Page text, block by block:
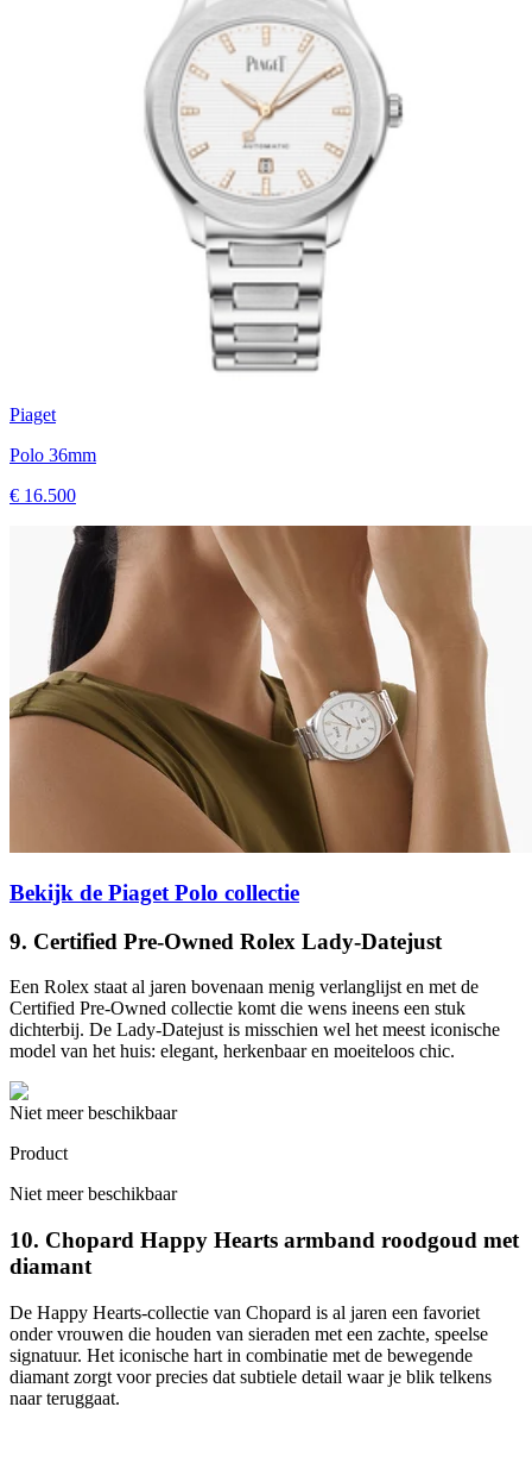
Piaget
Polo 36mm
€ 16.500
Bekijk de Piaget Polo collectie
9. Certified Pre-Owned Rolex Lady-Datejust
Een Rolex staat al jaren bovenaan menig verlanglijst en met de
Certified Pre-Owned collectie komt die wens ineens een stuk
dichterbij. De Lady-Datejust is misschien wel het meest iconische
model van het huis: elegant, herkenbaar en moeiteloos chic.
Niet meer beschikbaar
Product
Niet meer beschikbaar
10. Chopard Happy Hearts armband roodgoud met
diamant
De Happy Hearts-collectie van Chopard is al jaren een favoriet
onder vrouwen die houden van sieraden met een zachte, speelse
signatuur. Het iconische hart in combinatie met de bewegende
diamant zorgt voor precies dat subtiele detail waar je blik telkens
naar teruggaat.